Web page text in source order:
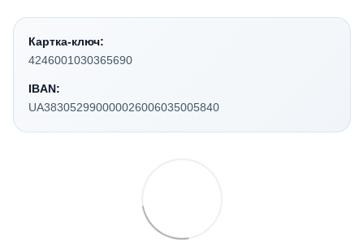
Картка-ключ:
4246001030365690
IBAN:
UA383052990000026006035005840